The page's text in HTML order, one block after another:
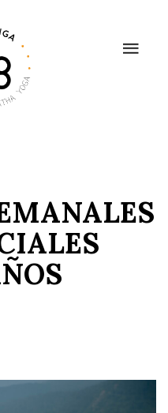
BIENESTAR